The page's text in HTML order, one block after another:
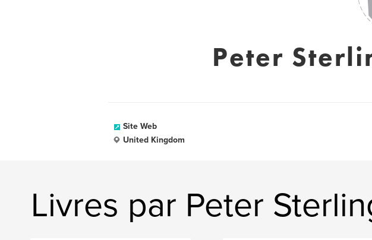
Peter
Site Web
United Kingdom
Livres par Peter